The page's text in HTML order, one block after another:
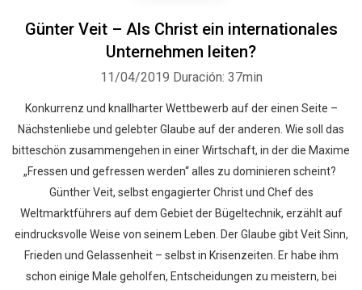
Günter Veit – Als Christ ein internationales
Unternehmen leiten?
11/04/2019 Duración: 37min
Konkurrenz und knallharter Wettbewerb auf der einen Seite –
Nächstenliebe und gelebter Glaube auf der anderen. Wie soll das
bitteschön zusammengehen in einer Wirtschaft, in der die Maxime
„Fressen und gefressen werden“ alles zu dominieren scheint?
Günther Veit, selbst engagierter Christ und Chef des
Weltmarktführers auf dem Gebiet der Bügeltechnik, erzählt auf
eindrucksvolle Weise von seinem Leben. Der Glaube gibt Veit Sinn,
Frieden und Gelassenheit – selbst in Krisenzeiten. Er habe ihm
schon einige Male geholfen, Entscheidungen zu meistern, bei